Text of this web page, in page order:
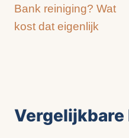
navigatie
Bank reiniging? Wat
kost dat eigenlijk